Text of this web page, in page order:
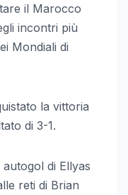
il Marocco
incontri più
Mondiali di
la vittoria
di 3-1.
di Ellyas
reti di Brian